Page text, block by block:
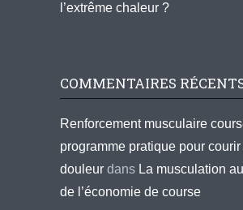
l’extrême chaleur ?
COMMENTAIRES
Renforcement musculaire
programme pratique pour
douleur dans La musculation
de l’économie de course